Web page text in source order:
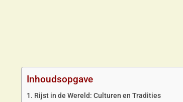
Inhoudsopgave
Rijst in de Wereld: Culturen en Tradities